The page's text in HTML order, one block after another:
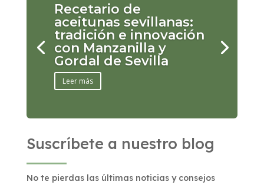
Recetario de
aceitunas sevillanas:
tradición e innovación
con Manzanilla y
Gordal de Sevilla
Leer más
Suscríbete a nuestro blog
No te pierdas las últimas noticias y consejos